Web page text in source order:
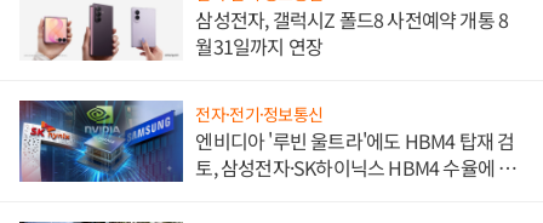
삼성전자, 갤럭시Z 폴드8 사전예약 개통 8
월31일까지 연장
전자·전기·정보통신
엔비디아 '루빈 울트라'에도 HBM4 탑재 검
토, 삼성전자·SK하이닉스 HBM4 수율에 주